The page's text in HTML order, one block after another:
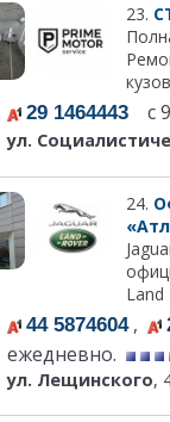
23.
29 1464443 с
ул.
24.
Land
44 5874604,
ежедневно.
ул. Лещинского,